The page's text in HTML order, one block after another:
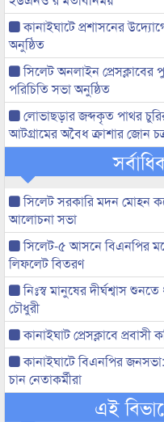
কানাইঘাটে প্রশাসনের
অনুষ্ঠিত
সিলেট অনলাইন
পরিচিতি সভা অনুষ্ঠিত
লোভাছড়ার জব্দকৃত পাথর
আটগ্রামের অবৈধ ক্রাশার জোন
সিলেট সরকারি মদন মোহন
আলোচনা সভা
সিলেট-৫ আসনে বিএনপির
লিফলেট বিতরণ
নিঃস্ব মানুষের দীর্ঘশ্বাস
চৌধুরী
কানাইঘাট প্রেসক্লাবে
কানাইঘাটে বিএনপির
চান নেতাকর্মীরা
এই